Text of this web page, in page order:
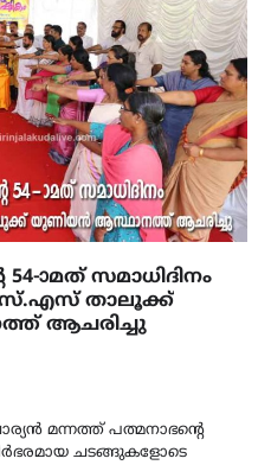
ാമത് സമാധിദിനം
താലൂക്ക്
ആചരിച്ചു
മന്നത്ത് പത്മനാഭന്റെ
ചടങ്ങുകളോടെ